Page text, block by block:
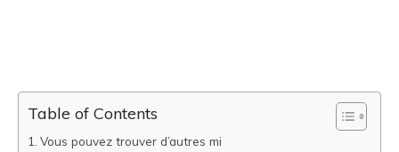
Table of Contents
Vous pouvez trouver d’autres mi